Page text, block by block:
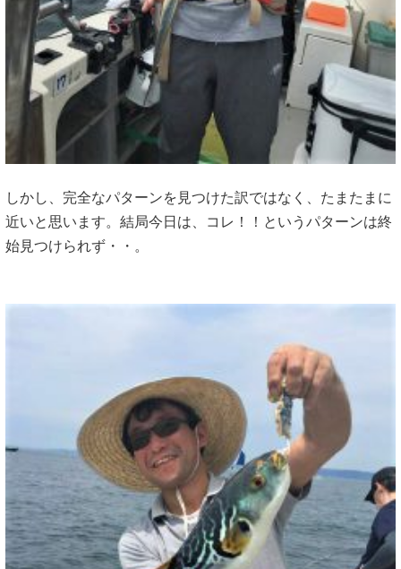
しかし、完全なパターンを見つけた訳ではなく、たまたまに
近いと思います。結局今日は、コレ！！というパターンは終
始見つけられず・・。